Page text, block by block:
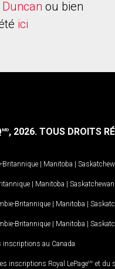
Duncan ou bien
ici
MD, 2026. TOUS DROITS
Britannique | Manitoba |
| Manitoba | Saskatchewan
Britannique | Manitoba |
Britannique | Manitoba |
inscriptions au Canada
inscriptions Royal LePageMD et du